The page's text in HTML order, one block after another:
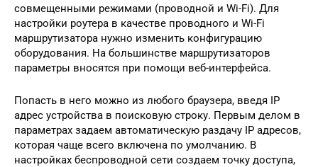
совмещенными режимами (проводной и Wi-Fi). Для
настройки роутера в качестве проводного и Wi-Fi
маршрутизатора нужно изменить конфигурацию
оборудования. На большинстве маршрутизаторов
параметры вносятся при помощи веб-интерфейса.
Попасть в него можно из любого браузера, введя IP
адрес устройства в поисковую строку. Первым делом в
параметрах задаем автоматическую раздачу IP адресов,
которая чаще всего включена по умолчанию. В
настройках беспроводной сети создаем точку доступа,